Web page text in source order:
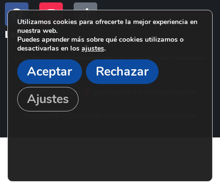
Legal
Aviso LegalPolítica de PrivacidadPolítica de CookiesTérminos y Condiciones
Rebranding con
Utilizamos cookies para ofrecerte la mejor experiencia en
nuestra web.
Puedes aprender más sobre qué cookies utilizamos o
desactivarlas en los ajustes.
Aceptar
Rechazar
Ajustes